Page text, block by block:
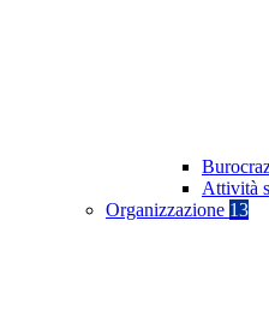
Attività
Organizzazione 13